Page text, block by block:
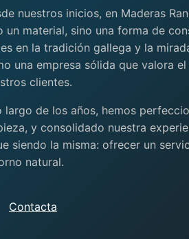
nuestros inicios, en Maderas
un material, sino una forma de
en la tradición gallega y la
una empresa sólida que valora
clientes.
largo de los años, hemos
y consolidado nuestra
siendo la misma: ofrecer un
natural.
Contacta